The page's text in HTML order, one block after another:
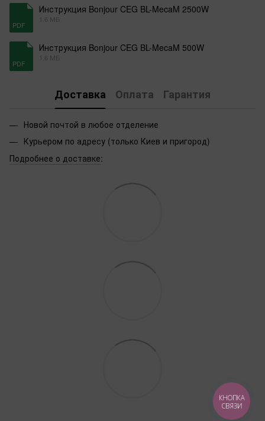
PDF
Инструкция Bonjour CEG BL-MecaM 2500W
1.6 МБ
PDF
Инструкция Bonjour CEG BL-MecaM 500W
1.6 МБ
Доставка Оплата Гарантия
Новой почтой в любое отделение
Курьером по адресу (только Киев и пригород)
Подробнее о доставке:
КНОПКА
СВЯЗИ